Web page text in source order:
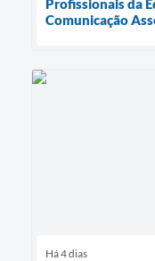
Profissionais da
Comunicação
Há 4 dias